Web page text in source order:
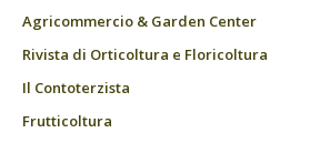
Agricommercio & Garden Center
Rivista di Orticoltura e Floricoltura
Il Contoterzista
Frutticoltura